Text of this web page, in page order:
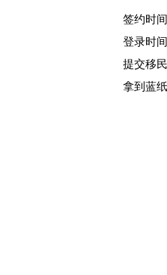
签约时
登录时
提交移
拿到蓝